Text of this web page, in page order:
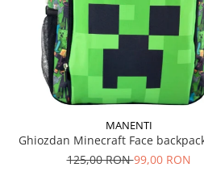
MANENTI
Ghiozdan Minecraft Face
125,00 RON99,00 RON